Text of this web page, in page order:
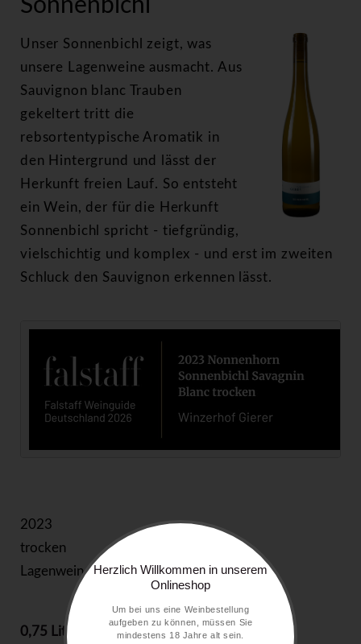
Sonnenbichl
Unser Sonnenbichl zeigt, was
unsere Lagenweine ausmacht. Aus
Sauvignon blanc Trauben
gekeltert tritt die
rebsortentypische Aromatik in
den Hintergrund und lässt der
Herkunft freien Lauf. So entsteht
ein Wein, der für die Herkunft
Sonnenbichl spricht - tiefgründig,
vielschichtig und komplex - und erst im zweiten
Schluck den Sauvignon erkennen lässt.
2023
trocken
Lagenwein
0,75 Liter 25,00 €
Herzlich Willkommen in unserem
Onlineshop
Um bei uns eine Weinbestellung
aufgeben zu können, müssen Sie
mindestens 18 Jahre alt sein.